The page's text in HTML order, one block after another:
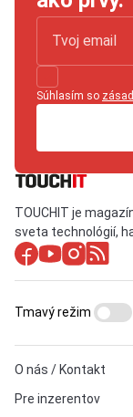
Súhlasím so
TOUCHIT je
sveta technológií,
O nás / Kontakt
Pre inzerentov
Tmavý režim